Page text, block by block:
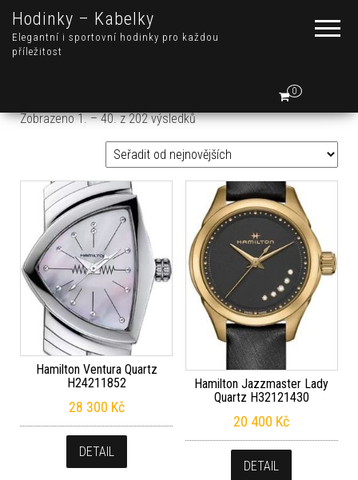
Hodinky – Kabelky
Elegantní i sportovní hodinky pro každou
příležitost
0
Zobrazeno 1. – 40. z 202 výsledkůSeřazeno od nejnovějších
Hamilton Ventura Quartz
H24211852
28 300 Kč
DETAIL
Hamilton Jazzmaster Lady
Quartz H32121430
20 400 Kč
DETAIL